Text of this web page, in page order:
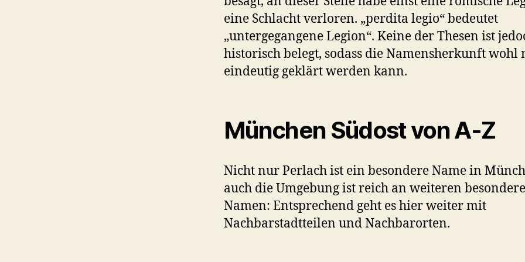
eine Schlacht verloren. „perdita legio“ bedeutet
„untergegangene Legion“. Keine der Thesen ist
historisch belegt, sodass die Namensherkunft wohl
eindeutig geklärt werden kann.
München Südost von A-Z
Nicht nur Perlach ist ein besondere Name in
auch die Umgebung ist reich an weiteren
Namen: Entsprechend geht es hier weiter mit
Nachbarstadtteilen und Nachbarorten.